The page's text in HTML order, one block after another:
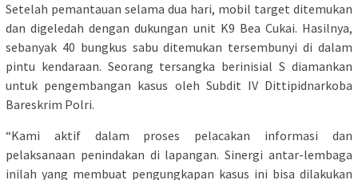
Setelah pemantauan selama dua hari, mobil target ditemukan
dan digeledah dengan dukungan unit K9 Bea Cukai. Hasilnya,
sebanyak 40 bungkus sabu ditemukan tersembunyi di dalam
pintu kendaraan. Seorang tersangka berinisial S diamankan
untuk pengembangan kasus oleh Subdit IV Dittipidnarkoba
Bareskrim Polri.
“Kami aktif dalam proses pelacakan informasi dan
pelaksanaan penindakan di lapangan. Sinergi antar-lembaga
inilah yang membuat pengungkapan kasus ini bisa dilakukan